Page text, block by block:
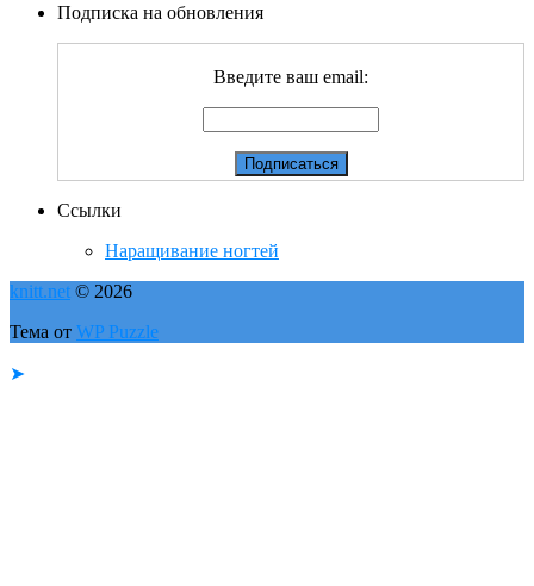
Подписка на обновления
Введите ваш email:
Ссылки
Наращивание ногтей
knitt.net © 2026
Тема от WP Puzzle
➤